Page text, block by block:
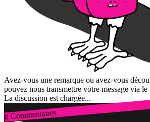
Avez-vous une remarque ou avez-vous
pouvez nous transmettre votre message via
La discussion est chargée...
0 Commentaires
Connexion